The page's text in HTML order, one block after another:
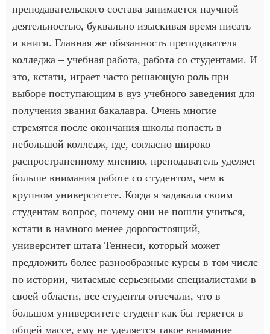
преподавательского состава занимается научной
деятельностью, буквально изыскивая время писать
и книги. Главная же обязанность преподавателя
колледжа – учебная работа, работа со студентами. И
это, кстати, играет часто решающую роль при
выборе поступающим в вуз учебного заведения для
получения звания бакалавра. Очень многие
стремятся после окончания школы попасть в
небольшой колледж, где, согласно широко
распространенному мнению, преподаватель уделяет
больше внимания работе со студентом, чем в
крупном университете. Когда я задавала своим
студентам вопрос, почему они не пошли учиться,
кстати в намного менее дорогостоящий,
университет штата Теннеси, который может
предложить более разнообразные курсы в том числе
по истории, читаемые серьезными специалистами в
своей области, все студенты отвечали, что в
большом университете студент как бы теряется в
общей массе, ему не уделяется такое внимание